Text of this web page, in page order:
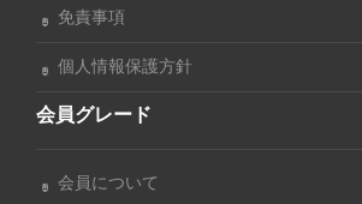
免責事項
個人情報保護方針
会員グレード
会員について